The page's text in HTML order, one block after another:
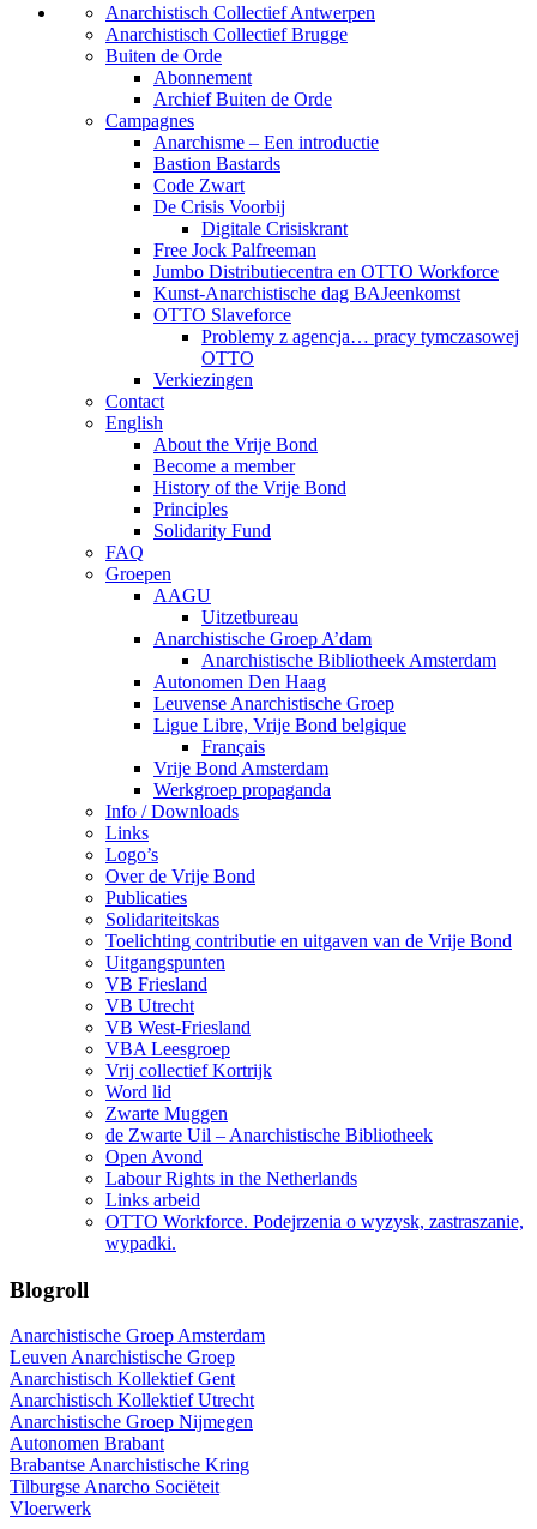
Anarchistisch Collectief Antwerpen
Anarchistisch Collectief Brugge
Buiten de Orde
Abonnement
Archief Buiten de Orde
Campagnes
Anarchisme – Een introductie
Bastion Bastards
Code Zwart
De Crisis Voorbij
Digitale Crisiskrant
Free Jock Palfreeman
Jumbo Distributiecentra en OTTO Workforce
Kunst-Anarchistische dag BAJeenkomst
OTTO Slaveforce
Problemy z agencja… pracy tymczasowej
OTTO
Verkiezingen
Contact
English
About the Vrije Bond
Become a member
History of the Vrije Bond
Principles
Solidarity Fund
FAQ
Groepen
AAGU
Uitzetbureau
Anarchistische Groep A’dam
Anarchistische Bibliotheek Amsterdam
Autonomen Den Haag
Leuvense Anarchistische Groep
Ligue Libre, Vrije Bond belgique
Français
Vrije Bond Amsterdam
Werkgroep propaganda
Info / Downloads
Links
Logo’s
Over de Vrije Bond
Publicaties
Solidariteitskas
Toelichting contributie en uitgaven van de Vrije Bond
Uitgangspunten
VB Friesland
VB Utrecht
VB West-Friesland
VBA Leesgroep
Vrij collectief Kortrijk
Word lid
Zwarte Muggen
de Zwarte Uil – Anarchistische Bibliotheek
Open Avond
Labour Rights in the Netherlands
Links arbeid
OTTO Workforce. Podejrzenia o wyzysk, zastraszanie,
wypadki.
Blogroll
Anarchistische Groep Amsterdam
Leuven Anarchistische Groep
Anarchistisch Kollektief Gent
Anarchistisch Kollektief Utrecht
Anarchistische Groep Nijmegen
Autonomen Brabant
Brabantse Anarchistische Kring
Tilburgse Anarcho Sociëteit
Vloerwerk